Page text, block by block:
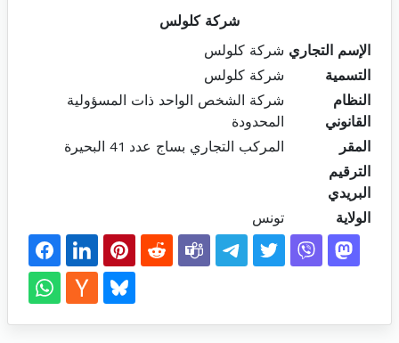
شركة كلولس
الإسم التجاري شركة كلولس
التسمية
شركة كلولس
النظام
القانوني
شركة الشخص الواحد ذات المسؤولية
المحدودة
المقر
المركب التجاري بساج عدد 41 البحيرة
الترقيم
البريدي
الولاية
تونس